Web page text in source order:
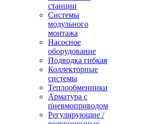
станции
Системы
модульного
монтажа
Насосное
оборудование
Подводка гибкая
Коллекторные
системы
Теплообменники
Арматура с
пневмоприводом
Регулирующие /